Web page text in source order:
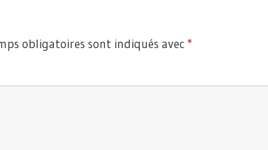
obligatoires sont indiqués avec*